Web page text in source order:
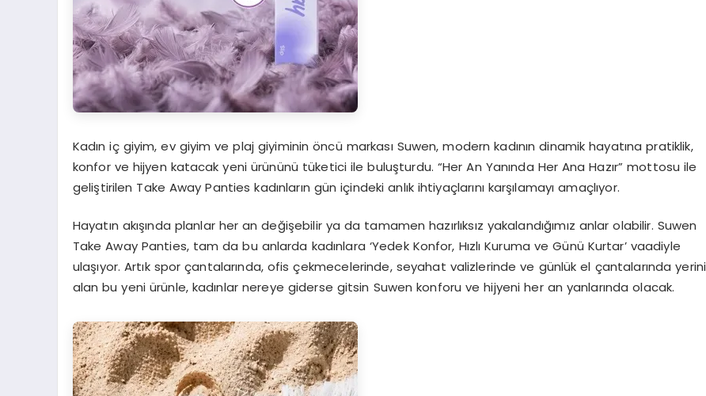
Kadın iç giyim, ev giyim ve plaj giyiminin öncü markası Suwen, modern kadının dinamik hayatına pratiklik,
konfor ve hijyen katacak yeni ürününü tüketici ile buluşturdu. “Her An Yanında Her Ana Hazır” mottosu ile
geliştirilen Take Away Panties kadınların gün içindeki anlık ihtiyaçlarını karşılamayı amaçlıyor.
Hayatın akışında planlar her an değişebilir ya da tamamen hazırlıksız yakalandığımız anlar olabilir. Suwen
Take Away Panties, tam da bu anlarda kadınlara ‘Yedek Konfor, Hızlı Kuruma ve Günü Kurtar’ vaadiyle
ulaşıyor. Artık spor çantalarında, ofis çekmecelerinde, seyahat valizlerinde ve günlük el çantalarında yerini
alan bu yeni ürünle, kadınlar nereye giderse gitsin Suwen konforu ve hijyeni her an yanlarında olacak.